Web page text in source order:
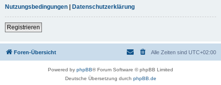
Nutzungsbedingungen | Datenschutzerklärung
Registrieren
Foren-Übersicht Alle Zeiten sind UTC+02:00
Powered by phpBB® Forum Software © phpBB Limited
Deutsche Übersetzung durch phpBB.de